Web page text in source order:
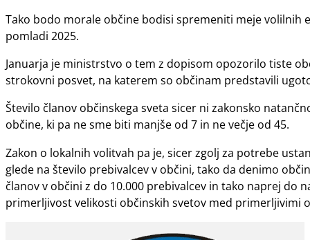
Tako bodo morale občine bodisi spremeniti meje volilnih
pomladi 2025.
Januarja je ministrstvo o tem z dopisom opozorilo tiste
strokovni posvet, na katerem so občinam predstavili
Število članov občinskega sveta sicer ni zakonsko
občine, ki pa ne sme biti manjše od 7 in ne večje od 45.
Zakon o lokalnih volitvah pa je, sicer zgolj za potrebe
glede na število prebivalcev v občini, tako da denimo
članov v občini z do 10.000 prebivalcev in tako naprej do
primerljivost velikosti občinskih svetov med primerljivimi